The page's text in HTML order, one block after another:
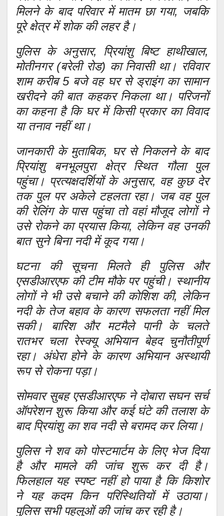
मिलने के बाद परिवार में मातम छा गया, जबकि
पूरे क्षेत्र में शोक की लहर है।
पुलिस के अनुसार, प्रियांशु बिष्ट हाथीखाल,
मोतीनगर (बरेली रोड) का निवासी था। रविवार
शाम करीब 5 बजे वह घर से ड्राइंग का सामान
खरीदने की बात कहकर निकला था। परिजनों
का कहना है कि घर में किसी प्रकार का विवाद
या तनाव नहीं था।
जानकारी के मुताबिक, घर से निकलने के बाद
प्रियांशु बनभूलपुरा क्षेत्र स्थित गौला पुल
पहुंचा। प्रत्यक्षदर्शियों के अनुसार, वह कुछ देर
तक पुल पर अकेले टहलता रहा। जब वह पुल
की रेलिंग के पास पहुंचा तो वहां मौजूद लोगों ने
उसे रोकने का प्रयास किया, लेकिन वह उनकी
बात सुने बिना नदी में कूद गया।
घटना की सूचना मिलते ही पुलिस और
एसडीआरएफ की टीम मौके पर पहुंची। स्थानीय
लोगों ने भी उसे बचाने की कोशिश की, लेकिन
नदी के तेज बहाव के कारण सफलता नहीं मिल
सकी। बारिश और मटमैले पानी के चलते
रातभर चला रेस्क्यू अभियान बेहद चुनौतीपूर्ण
रहा। अंधेरा होने के कारण अभियान अस्थायी
रूप से रोकना पड़ा।
सोमवार सुबह एसडीआरएफ ने दोबारा सघन सर्च
ऑपरेशन शुरू किया और कई घंटे की तलाश के
बाद प्रियांशु का शव नदी से बरामद कर लिया।
पुलिस ने शव को पोस्टमार्टम के लिए भेज दिया
है और मामले की जांच शुरू कर दी है।
फिलहाल यह स्पष्ट नहीं हो पाया है कि किशोर
ने यह कदम किन परिस्थितियों में उठाया।
पुलिस सभी पहलुओं की जांच कर रही है।